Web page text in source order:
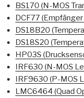
BS170 (N-MOS
DCF77
DS18B20
DS18S20
HP03S
IRF630 (N-MOS
IRF9630 (P-MOS
LMC6464 (Quad